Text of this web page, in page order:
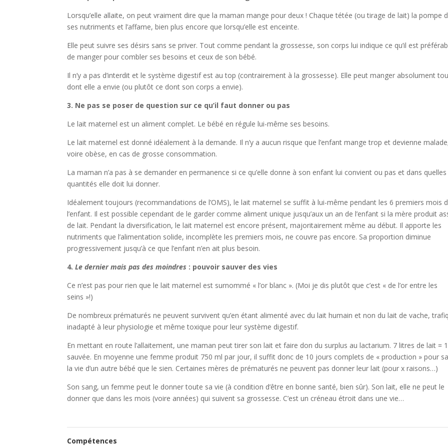
Lorsqu’elle allaite, on peut vraiment dire que la maman mange pour deux ! Chaque tétée (ou tirage de lait) la pompe
ses nutriments et l’affame, bien plus encore que lorsqu’elle est enceinte.
Elle peut suivre ses désirs sans se priver. Tout comme pendant la grossesse, son corps lui indique ce qu’il est
de manger pour combler ses besoins et ceux de son bébé.
Il n’y a pas d’interdit et le système digestif est au top (contrairement à la grossesse). Elle peut manger absolument
dont elle a envie (ou plutôt ce dont son corps a envie).
3. Ne pas se poser de question sur ce qu’il faut donner ou pas
Le lait maternel est un aliment complet. Le bébé en régule lui-même ses besoins.
Le lait maternel est donné idéalement à la demande. Il n’y a aucun risque que l’enfant mange trop et devienne
voire obèse, en cas de grosse consommation.
La maman n’a pas à se demander en permanence si ce qu’elle donne à son enfant lui convient ou pas et dans quelles
quantités elle doit lui donner.
Idéalement toujours (recommandations de l’OMS), le lait maternel se suffit à lui-même pendant les 6 premiers mois
l’enfant. Il est possible cependant de le garder comme aliment unique jusqu’aux un an de l’enfant si la mère produit
de lait. Pendant la diversification, le lait maternel est encore présent, majoritairement même au début. Il apporte les
nutriments que l’alimentation solide, incomplète les premiers mois, ne couvre pas encore. Sa proportion diminue
progressivement jusqu’à ce que l’enfant n’en ait plus besoin.
4.Le dernier mais pas des moindres : pouvoir sauver des vies
Ce n’est pas pour rien que le lait maternel est surnommé « l’or blanc ». (Moi je dis plutôt que c’est « de l’or entre les
seins »!)
De nombreux prématurés ne peuvent survivent qu’en étant alimenté avec du lait humain et non du lait de vache,
inadapté à leur physiologie et même toxique pour leur système digestif.
En mettant en route l’allaitement, une maman peut tirer son lait et faire don du surplus au lactarium. 7 litres de lait =
sauvée. En moyenne une femme produit 750 ml par jour, il suffit donc de 10 jours complets de « production » pour
la vie d’un autre bébé que le sien. Certaines mères de prématurés ne peuvent pas donner leur lait (pour x raisons…)
Son sang, un femme peut le donner toute sa vie (à condition d’être en bonne santé, bien sûr). Son lait, elle ne peut le
donner que dans les mois (voire années) qui suivent sa grossesse. C’est un créneau étroit dans une vie…
Compétences